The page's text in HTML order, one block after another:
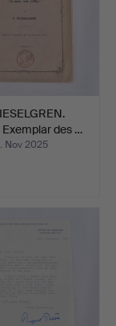
des …
Nov 2025